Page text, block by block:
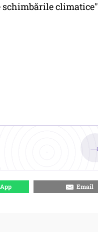
schimbările
Email